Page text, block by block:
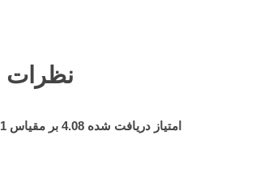
نظرات
امتیاز دریافت شده4.08 بر مقیاس1